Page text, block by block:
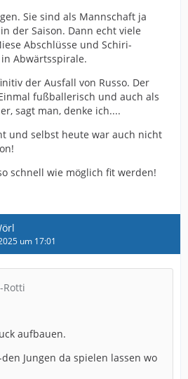
Sie sind als Mannschaft ja
der Saison. Dann echt viele
Abschlüsse und Schiri-
Abwärtsspirale.
der Ausfall von Russo. Der
fußballerisch und auch als
sagt man, denke ich....
und selbst heute war auch nicht
schnell wie möglich fit werden!
um 17:01
Rotti
aufbauen.
Jungen da spielen lassen wo